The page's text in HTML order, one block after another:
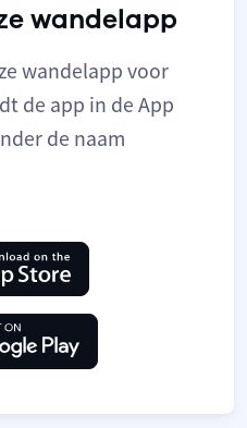
wandelapp
wandelapp voor
de app in de App
de naam